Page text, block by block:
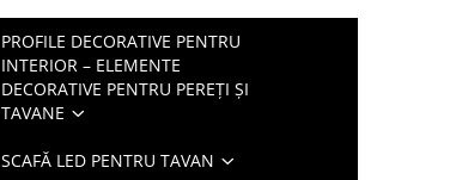
PROFILE DECORATIVE PENTRU
INTERIOR – ELEMENTE
DECORATIVE PENTRU PEREȚI ȘI
TAVANE
SCAFĂ LED PENTRU TAVAN